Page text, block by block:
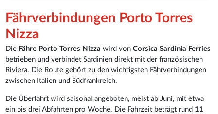
Fährverbindungen Porto Torres
Nizza
Die Fähre Porto Torres Nizza wird vonCorsica Sardinia Ferries
betrieben und verbindet Sardinien direkt mit der französischen
Riviera. Die Route gehört zu den wichtigsten Fährverbindungen
zwischen Italien und Südfrankreich.
Die Überfahrt wird saisonal angeboten, meist ab Juni, mit etwa
ein bis drei Abfahrten pro Woche. Die Fahrzeit beträgt rund 11